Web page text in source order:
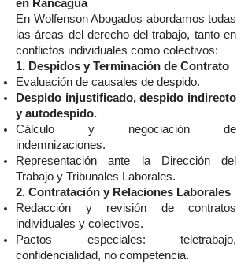
en Rancagua
En Wolfenson Abogados abordamos todas
las áreas del derecho del trabajo, tanto en
conflictos individuales como colectivos:
1. Despidos y Terminación de Contrato
Evaluación de causales de despido.
Despido injustificado, despido indirecto
y autodespido.
Cálculo y negociación de
indemnizaciones.
Representación ante la Dirección del
Trabajo y Tribunales Laborales.
2. Contratación y Relaciones Laborales
Redacción y revisión de contratos
individuales y colectivos.
Pactos especiales: teletrabajo,
confidencialidad, no competencia.